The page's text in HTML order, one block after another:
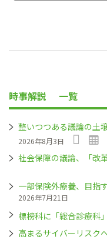
時事解説 一覧
整いつつある議論の土
2026年8月3日
社会保障の議論、「改
一部保険外療養、目
2026年7月21日
標榜科に「総合診療科
高まるサイバーリスク